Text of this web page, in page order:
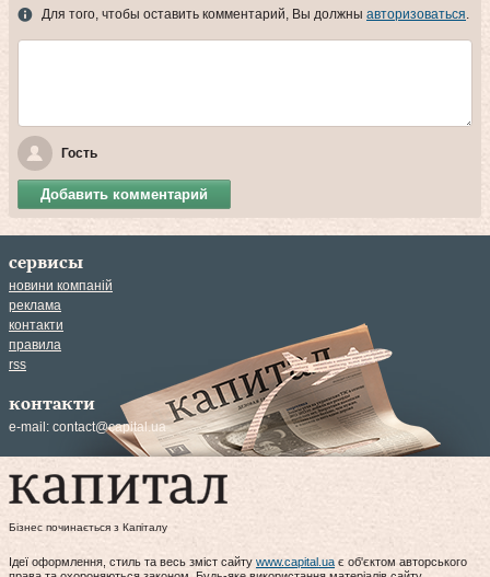
Для того, чтобы оставить комментарий, Вы должны авторизоваться.
Гость
Добавить комментарий
сервисы
новини компаній
реклама
контакти
правила
rss
контакти
e-mail: contact@capital.ua
Бізнес починається з Капіталу
Ідеї оформлення, стиль та весь зміст сайту www.capital.uaє об'єктом авторського